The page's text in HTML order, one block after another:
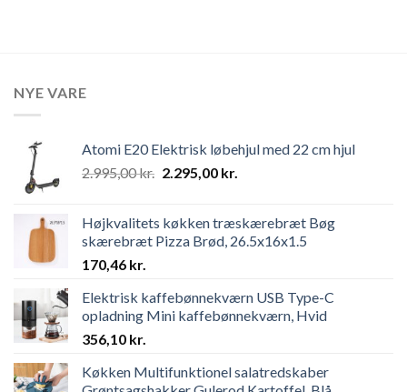
NYE VARE
Atomi E20 Elektrisk løbehjul med 22 cm hjul
2.995,00kr. Original
2.995,00 kr..
2.295,00 kr.
2.295,00 kr..
Højkvalitets køkken træskærebræt Bøg
skærebræt Pizza Brød, 26.5x16x1.5
170,46 kr.
Elektrisk kaffebønnekværn USB Type-C
opladning Mini kaffebønnekværn, Hvid
356,10 kr.
Køkken Multifunktionel salatredskaber